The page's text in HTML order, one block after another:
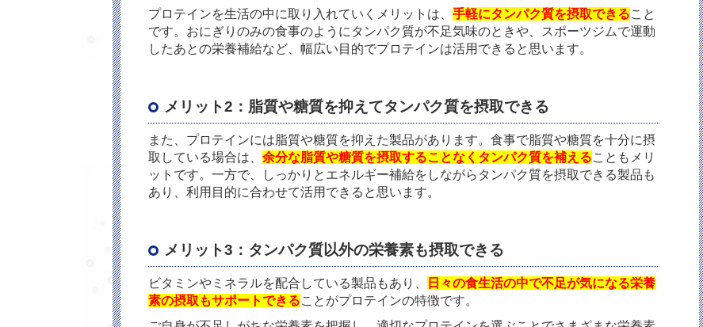
プロテインを生活の中に取り入れていくメリットは、 手軽にタンパク質を摂取できること
です。おにぎりのみの食事のようにタンパク質が不足気味のときや、スポーツジムで運動
したあとの栄養補給など、幅広い目的でプロテインは活用できると思います。
メリット2：脂質や糖質を抑えてタンパク質を摂取できる
また、プロテインには脂質や糖質を抑えた製品があります。食事で脂質や糖質を十分に摂
取している場合は、 余分な脂質や糖質を摂取することなくタンパク質を補えることもメリ
ットです。一方で、しっかりとエネルギー補給をしながらタンパク質を摂取できる製品も
あり、利用目的に合わせて活用できると思います。
メリット3：タンパク質以外の栄養素も摂取できる
ビタミンやミネラルを配合している製品もあり、
日々の食生活の中で不足が気になる栄養
素の摂取もサポートできることがプロテインの特徴です。